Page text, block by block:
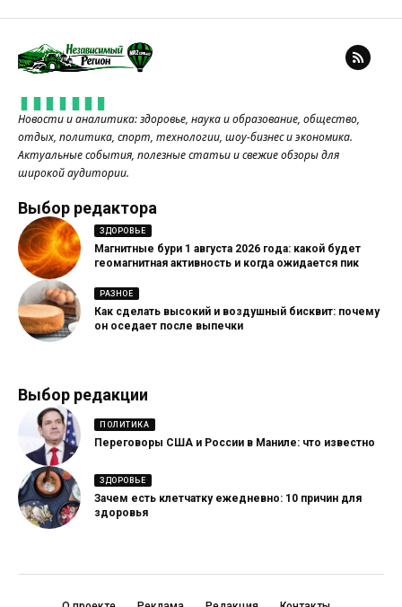
Новости и аналитика: здоровье, наука и образование, общество,
отдых, политика, спорт, технологии, шоу-бизнес и экономика.
Актуальные события, полезные статьи и свежие обзоры для
широкой аудитории.
Выбор редактора
ЗДОРОВЬЕ
Магнитные бури 1 августа 2026 года: какой будет
геомагнитная активность и когда ожидается пик
РАЗНОЕ
Как сделать высокий и воздушный бисквит: почему
он оседает после выпечки
Выбор редакции
ПОЛИТИКА
Переговоры США и России в Маниле: что известно
ЗДОРОВЬЕ
Зачем есть клетчатку ежедневно: 10 причин для
здоровья